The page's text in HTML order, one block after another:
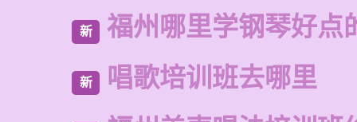
新 福州哪里学钢琴好点
新 唱歌培训班去哪里